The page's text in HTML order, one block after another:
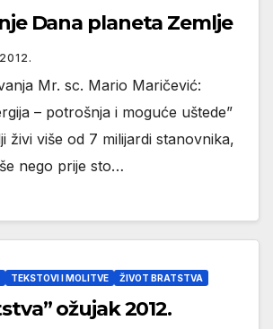
Dana planeta Zemlje
Mr. sc. Mario Maričević:
– potrošnja i moguće uštede”
živi više od 7 milijardi stanovnika,
nego prije sto…
TEKSTOVI I MOLITVE ŽIVOT BRATSTVA
ožujak 2012.